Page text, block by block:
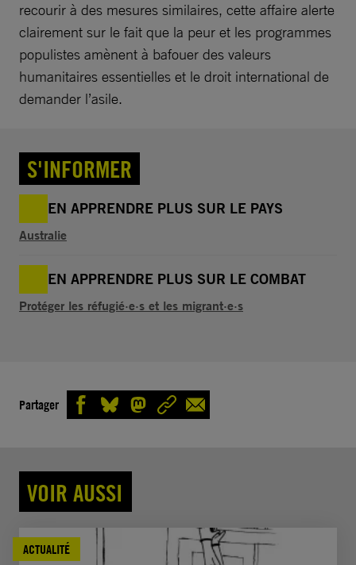
recourir à des mesures similaires, cette affaire alerte
clairement sur le fait que la peur et les programmes
populistes amènent à bafouer des valeurs
humanitaires essentielles et le droit international de
demander l’asile.
S'INFORMER
EN APPRENDRE PLUS SUR LE PAYS
Australie
EN APPRENDRE PLUS SUR LE COMBAT
Protéger les réfugié·e·s et les migrant·e·s
Partager
VOIR AUSSI
ACTUALITÉ